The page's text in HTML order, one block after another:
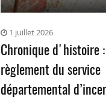
1 juillet 2026
Chronique d'histoire :
règlement du service
départemental